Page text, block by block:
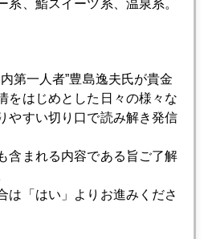
10月 11月 12月
品安
系、鮨スイーツ系、温泉系。
第一人者”豊島逸夫氏が貴金
をはじめとした日々の様々な
やすい切り口で読み解き発信
含まれる内容である旨ご了解
は「はい」よりお進みくださ